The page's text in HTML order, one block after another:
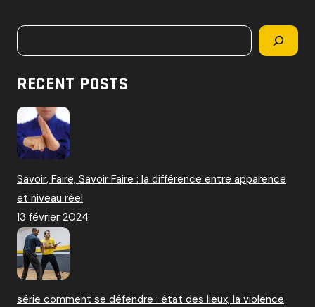
r
Rechercher
RECENT POSTS
Savoir, Faire, Savoir Faire : la différence entre apparence
et niveau réel
13 février 2024
série comment se défendre : état des lieux, la violence